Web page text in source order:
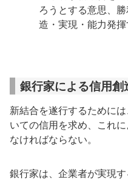
ろうとする意思、
造・実現・能力発揮
銀行家による信用創
新結合を遂行するために
いての信用を求め、これ
なければならない。
銀行家は、企業者が実現